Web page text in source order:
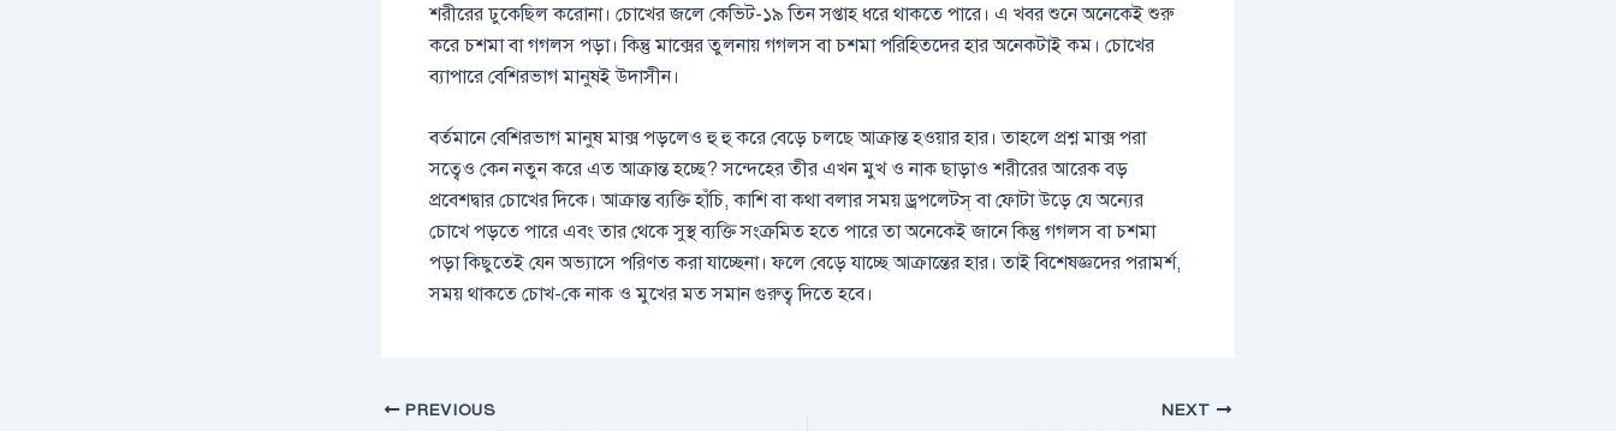
শরীরের ঢুকেছিল করোনা। চোখের জলে কেভিট-১৯ তিন সপ্তাহ ধরে থাকতে পারে। এ খবর শুনে অনেকেই শুরু
করে চশমা বা গগলস পড়া। কিন্তু মাক্সের তুলনায় গগলস বা চশমা পরিহিতদের হার অনেকটাই কম। চোখের
ব্যাপারে বেশিরভাগ মানুষই উদাসীন।
বর্তমানে বেশিরভাগ মানুষ মাক্স পড়লেও হু হু করে বেড়ে চলছে আক্রান্ত হওয়ার হার। তাহলে প্রশ্ন মাক্স পরা
সত্বেও কেন নতুন করে এত আক্রান্ত হচ্ছে? সন্দেহের তীর এখন মুখ ও নাক ছাড়াও শরীরের আরেক বড়
প্রবেশদ্বার চোখের দিকে। আক্রান্ত ব্যক্তি হাঁচি, কাশি বা কথা বলার সময় ড্রপলেটস্ বা ফোটা উড়ে যে অন্যের
চোখে পড়তে পারে এবং তার থেকে সুস্থ ব্যক্তি সংক্রমিত হতে পারে তা অনেকেই জানে কিন্তু গগলস বা চশমা
পড়া কিছুতেই যেন অভ্যাসে পরিণত করা যাচ্ছেনা। ফলে বেড়ে যাচ্ছে আক্রান্তের হার। তাই বিশেষজ্ঞদের পরামর্শ,
সময় থাকতে চোখ-কে নাক ও মুখের মত সমান গুরুত্ব দিতে হবে।
PREVIOUS NEXT